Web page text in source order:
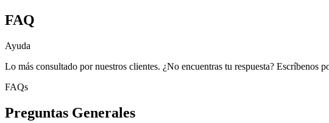
FAQ
Ayuda
Lo más consultado por nuestros clientes. ¿No encuentras tu respuesta? Escríbenos
FAQs
Preguntas Generales